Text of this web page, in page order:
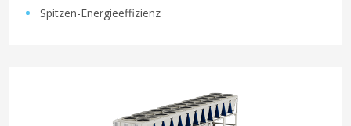
Spitzen-Energieeffizienz